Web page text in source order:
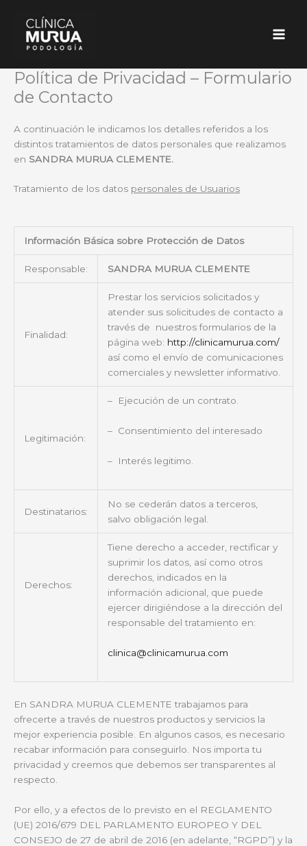
contenido
Política de Privacidad – Formulario
de Contacto
A continuación le indicamos los detalles referidos a los
distintos tratamientos de datos personales que realizamos
en SANDRA MURUA CLEMENTE.
Tratamiento de los datos personales de Usuarios
Información Básica sobre Protección de Datos
Responsable: SANDRA MURUA CLEMENTE
Finalidad:
Prestar los servicios solicitados y
atender sus solicitudes de contacto a
través de nuestros formularios de la
página web: http://clinicamurua.com/
así como el envío de comunicaciones
comerciales y newsletter informativo.
Legitimación:
– Ejecución de un contrato.
– Consentimiento del interesado
– Interés legitimo.
Destinatarios:
No se cederán datos a terceros,
salvo obligación legal.
Derechos:
Tiene derecho a acceder, rectificar y
suprimir los datos, así como otros
derechos, indicados en la
información adicional, que puede
ejercer dirigiéndose a la dirección del
responsable del tratamiento en:
clinica@clinicamurua.com
En SANDRA MURUA CLEMENTE trabajamos para
ofrecerte a través de nuestros productos y servicios la
mejor experiencia posible. En algunos casos, es necesario
recabar información para conseguirlo. Nos importa tu
privacidad y creemos que debemos ser transparentes al
respecto.
Por ello, y a efectos de lo previsto en el REGLAMENTO
(UE) 2016/679 DEL PARLAMENTO EUROPEO Y DEL
CONSEJO de 27 de abril de 2016 (en adelante, “RGPD”) y la